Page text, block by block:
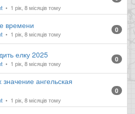
1 рік, 8 місяців тому
времени
1 рік, 8 місяців тому 0
елку 2025
1 рік, 8 місяців тому 0
ангельская
1 рік, 8 місяців тому
0